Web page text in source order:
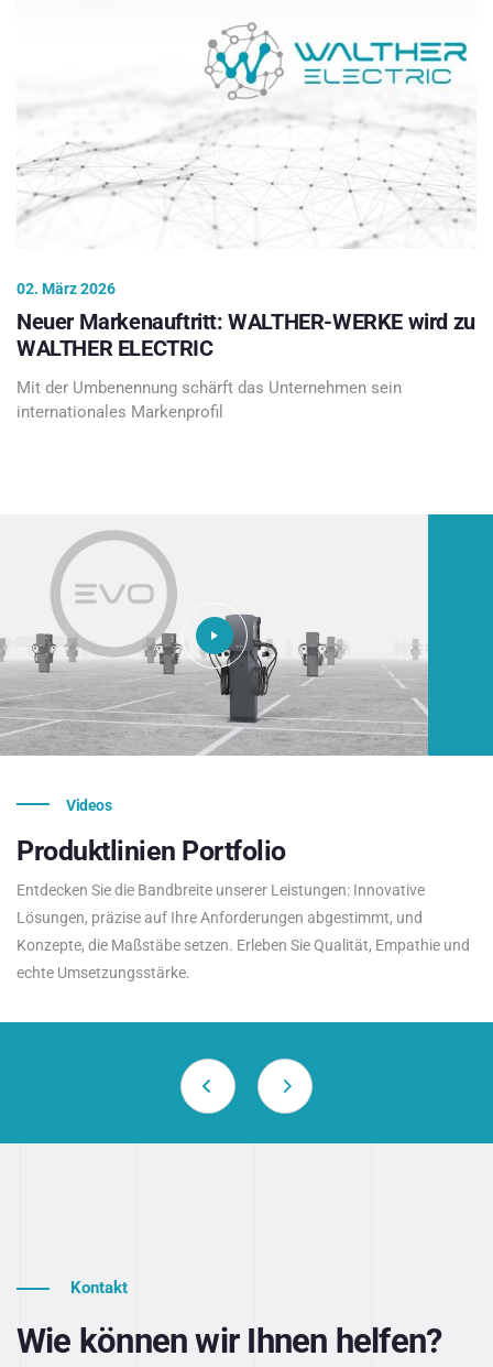
02. März 2026
Neuer Markenauftritt: WALTHER-WERKE wird zu
WALTHER ELECTRIC
Mit der Umbenennung schärft das Unternehmen sein
internationales Markenprofil
Videos
Produktlinien Portfolio
Entdecken Sie die Bandbreite unserer Leistungen: Innovative
Lösungen, präzise auf Ihre Anforderungen abgestimmt, und
Konzepte, die Maßstäbe setzen. Erleben Sie Qualität, Empathie und
echte Umsetzungsstärke.
Kontakt
Wie können wir Ihnen helfen?